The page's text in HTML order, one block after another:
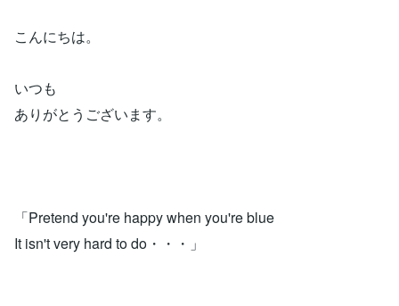
こんにちは。
いつも
ありがとうございます。
「Pretend you're happy when you're blue
It isn't very hard to do・・・」